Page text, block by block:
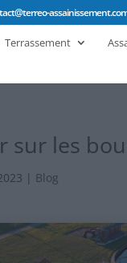
Terrassement
sur les
| Blog